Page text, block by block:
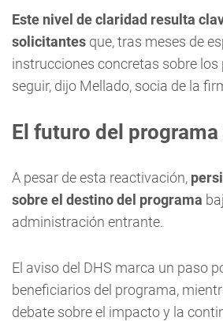
Este nivel de claridad resulta
solicitantes que, tras meses de
instrucciones concretas sobre
seguir, dijo Mellado, socia de la
El futuro del programa
A pesar de esta reactivación,
sobre el destino del programa
administración entrante.
El aviso del DHS marca un paso
beneficiarios del programa,
debate sobre el impacto y la